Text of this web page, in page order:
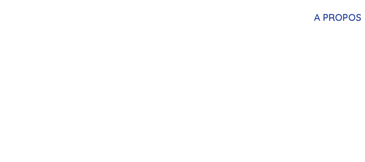
A PROPOS